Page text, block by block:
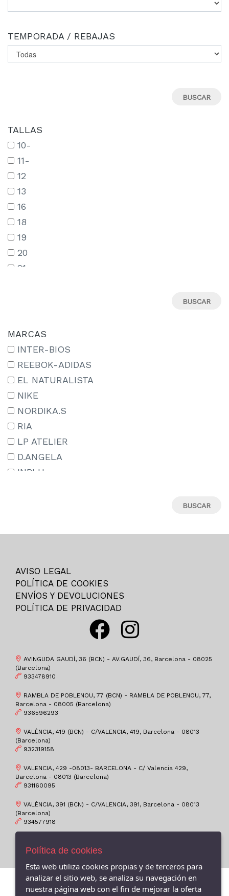
TEMPORADA / REBAJAS
TALLAS
10-
11-
12
13
16
18
19
20
21
25
26
27
27-
28
29
29-
30
31
31M
36M
37
37-
39
39M
4-6
40
40M
41-
41M
42
43
44
45
45-
MARCAS
INTER-BIOS
REEBOK-ADIDAS
EL NATURALISTA
NIKE
NORDIKA.S
RIA
LP ATELIER
D.ANGELA
INBLU
SKECHERS
EDWARD.S
ST.GALLEN
CROCS
CHAMPION
ATOMONE
BAERCHI, S.A.
POPA
GARVALIN
KEYS
WIKERS SHOE
VICTORIA
PLUMAFLEX
CALLAGHAN / CAL
VEXED
LEE COOPER
TIZIANA
AVISO LEGAL
POLÍTICA DE COOKIES
ENVÍOS Y DEVOLUCIONES
POLÍTICA DE PRIVACIDAD
AVINGUDA GAUDÍ, 36 (BCN) - AV.GAUDÍ, 36, Barcelona - 08025
(Barcelona)
933478910
RAMBLA DE POBLENOU, 77 (BCN) - RAMBLA DE POBLENOU, 77,
Barcelona - 08005 (Barcelona)
936596293
VALÈNCIA, 419 (BCN) - C/VALENCIA, 419, Barcelona - 08013
(Barcelona)
932319158
VALENCIA, 429 -08013- BARCELONA - C/ Valencia 429,
Barcelona - 08013 (Barcelona)
931160095
VALÈNCIA, 391 (BCN) - C/VALENCIA, 391, Barcelona - 08013
(Barcelona)
934577918
Política de cookies
Esta web utiliza cookies propias y de terceros para
analizar el sitio web, se analiza su navegación en
nuestra página web con el fin de mejorar la oferta